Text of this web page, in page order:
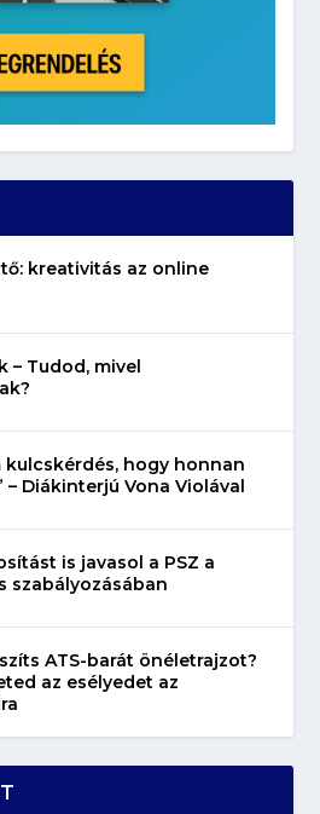
kreativitás az online
– Tudod, mivel
kulcskérdés, hogy honnan
– Diákinterjú Vona Violával
is javasol a PSZ a
szabályozásában
ATS-barát önéletrajzot?
az esélyedet az